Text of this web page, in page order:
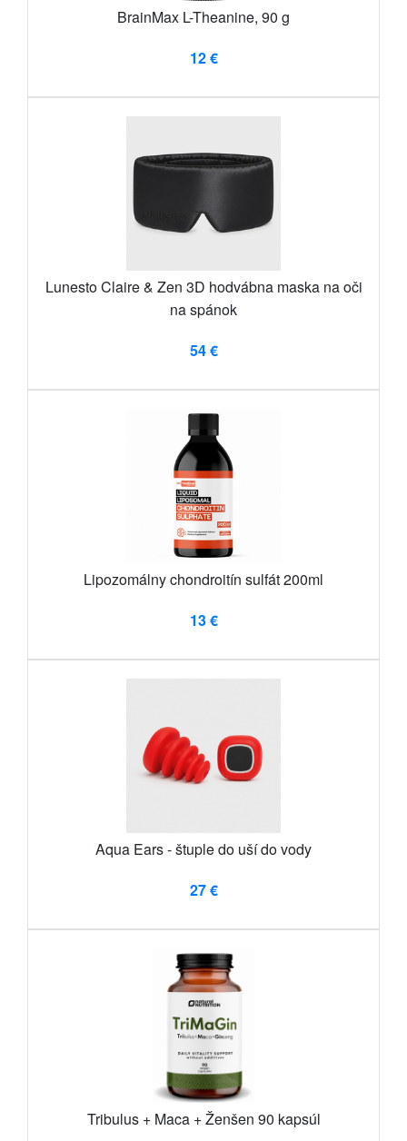
BrainMax L-Theanine, 90 g
12 €
Lunesto Claire & Zen 3D hodvábna maska ​​na oči
na spánok
54 €
Lipozomálny chondroitín sulfát 200ml
13 €
Aqua Ears - štuple do uší do vody
27 €
Tribulus + Maca + Ženšen 90 kapsúl